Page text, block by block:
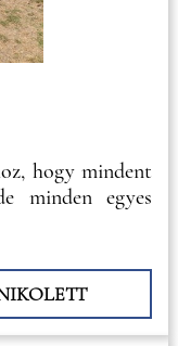
hogy mindent
minden egyes